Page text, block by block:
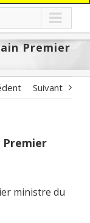
Premier
Suivant
Premier
ministre du